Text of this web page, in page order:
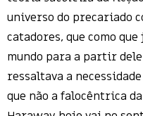
universo do precariado
catadores, que como
mundo para a partir
ressaltava a
que não a falocêntrica